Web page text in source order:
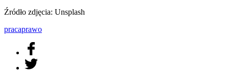
Źródło zdjęcia: Unsplash
pracaprawo